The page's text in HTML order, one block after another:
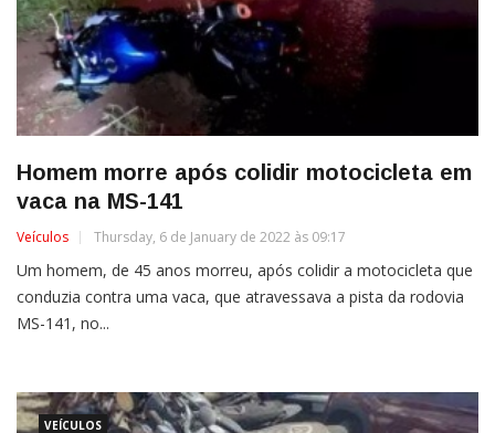
Homem morre após colidir motocicleta em
vaca na MS-141
Veículos Thursday, 6 de January de 2022 às 09:17
Um homem, de 45 anos morreu, após colidir a motocicleta que
conduzia contra uma vaca, que atravessava a pista da rodovia
MS-141, no...
VEÍCULOS